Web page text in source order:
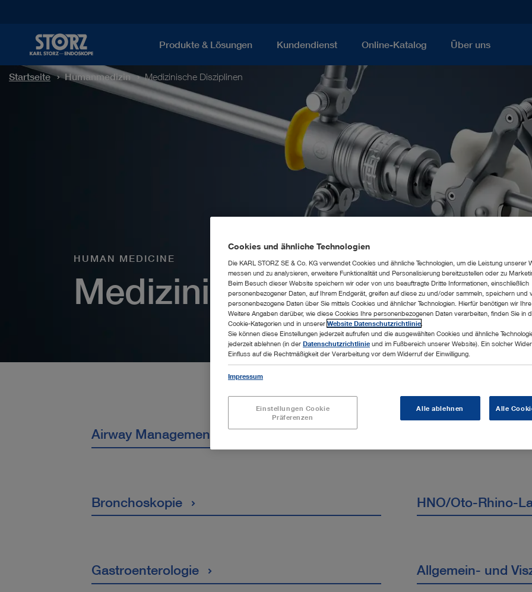
Produkte & Lösungen Kundendienst Online-Katalog Über uns
Startseite Humanmedizin Medizinische Disziplinen
HUMAN MEDICINE
Medizinische Disziplinen
Airway Management
Bronchoskopie HNO/Oto-Rhino-
Gastroenterologie Allgemein- und
Cookies und ähnliche Technologien
Die KARL STORZ SE & Co. KG verwendet Cookies und ähnliche Technologien, um die Leistung unserer
messen und zu analysieren, erweitere Funktionalität und Personalisierung bereitzustellen oder zu
Beim Besuch dieser Website speichern wir oder von uns beauftragte Dritte Informationen, einschließlich
personenbezogener Daten, auf Ihrem Endgerät, greifen auf diese zu und/oder sammeln, speichern und
personenbezogene Daten über Sie mittels Cookies und ähnlicher Technologien. Hierfür benötigen wir Ihre
Weitere Angaben darüber, wie diese Cookies Ihre personenbezogenen Daten verarbeiten, finden Sie in
Cookie-Kategorien und in unserer Website Datenschutzrichtlinie
Sie können diese Einstellungen jederzeit aufrufen und die ausgewählten Cookies und ähnliche
jederzeit ablehnen (in der Datenschutzrichtlinie und im Fußbereich unserer Website). Ein solcher
Einfluss auf die Rechtmäßigkeit der Verarbeitung vor dem Widerruf der Einwilligung.
Impressum
Einstellungen Cookie
Präferenzen
Alle ablehnen Alle